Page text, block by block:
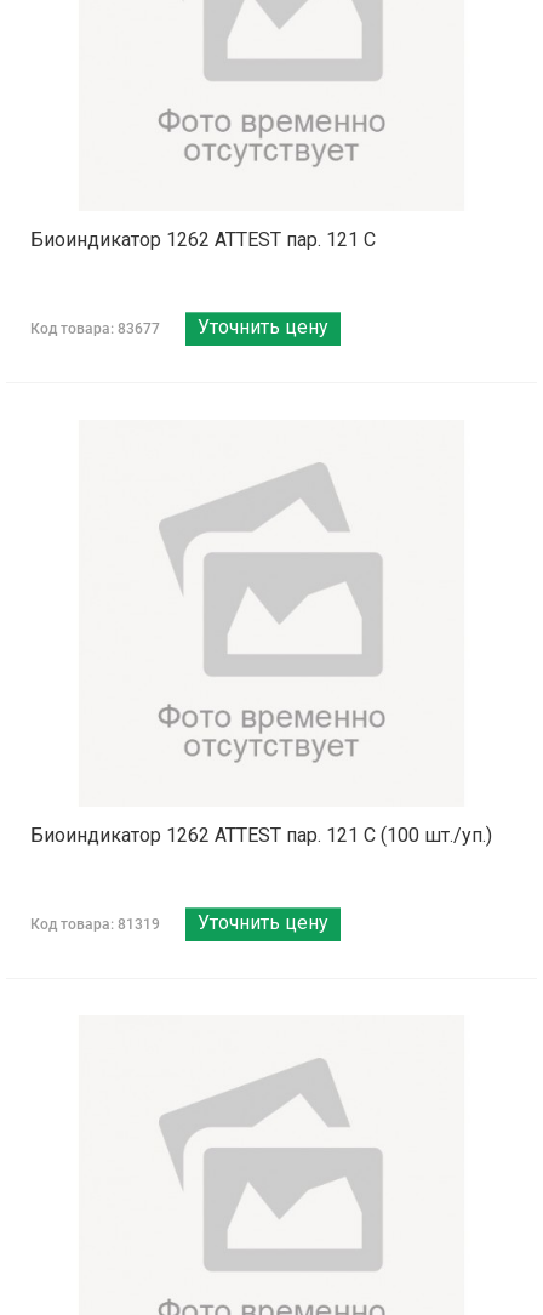
Биоиндикатор 1262 ATTEST пар. 121 С
Код товара: 83677 Уточнить цену
Биоиндикатор 1262 ATTEST пар. 121 С (100 шт./уп.)
Код товара: 81319 Уточнить цену